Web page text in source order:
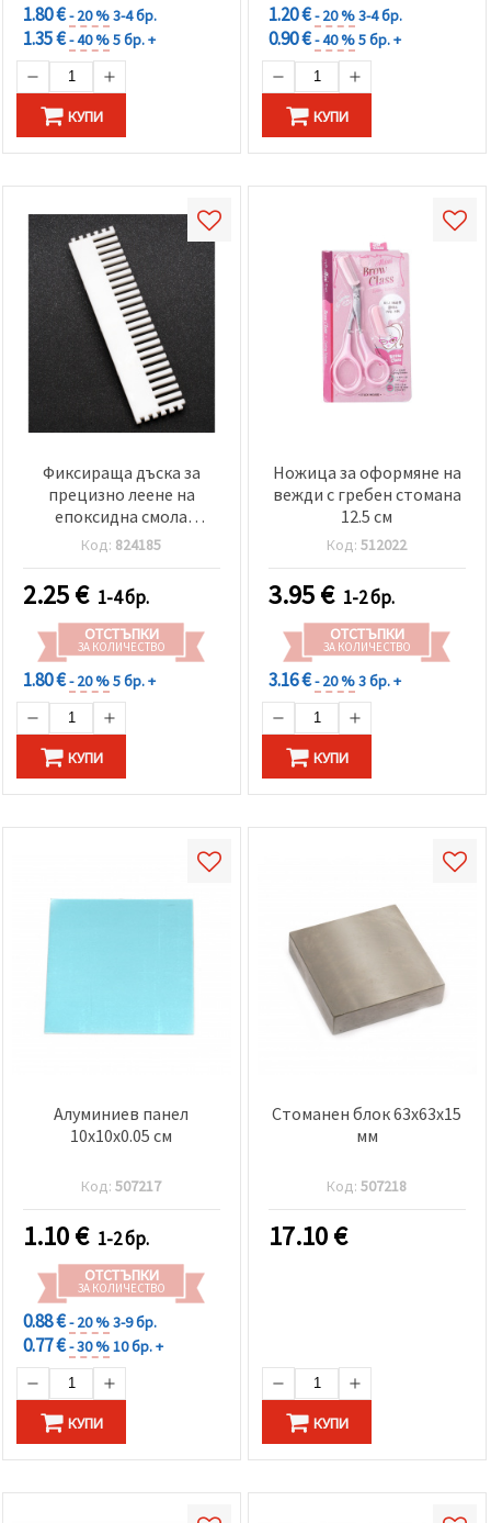
1.80 €- 20 %3-4 бр.
1.35 €- 40 %5 бр. +
КУПИ
1.20 €- 20 %3-4 бр.
0.90 €- 40 %5 бр. +
КУПИ
Фиксираща дъска за
прецизно леене на
епоксидна смола
25.5x6x1 см
Код: 824185
2.25€ 1-4 бр.
ОТСТЪПКИ
ЗА КОЛИЧЕСТВО
1.80 €- 20 %5 бр. +
КУПИ
Ножица за оформяне на
вежди с гребен стомана
12.5 см
Код:512022
3.95€ 1-2 бр.
ОТСТЪПКИ
ЗА КОЛИЧЕСТВО
3.16 €- 20 %3 бр. +
КУПИ
Алуминиев панел
10x10x0.05 см
Код:507217
1.10€ 1-2 бр.
ОТСТЪПКИ
ЗА КОЛИЧЕСТВО
0.88 €- 20 %3-9 бр.
0.77 €- 30 %10 бр. +
КУПИ
Стоманен блок 63x63x15
мм
Код:507218
17.10€
КУПИ